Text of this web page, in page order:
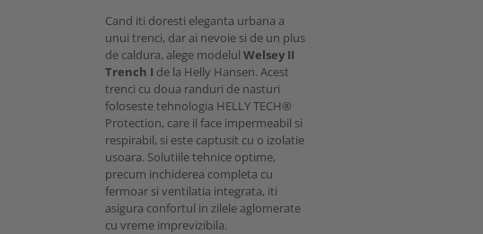
Cand iti doresti eleganta urbana a
unui trenci, dar ai nevoie si de un plus
de caldura, alege modelul Welsey II
Trench I de la Helly Hansen. Acest
trenci cu doua randuri de nasturi
foloseste tehnologia HELLY TECH®
Protection, care il face impermeabil si
respirabil, si este captusit cu o izolatie
usoara. Solutiile tehnice optime,
precum inchiderea completa cu
fermoar si ventilatia integrata, iti
asigura confortul in zilele aglomerate
cu vreme imprevizibila.